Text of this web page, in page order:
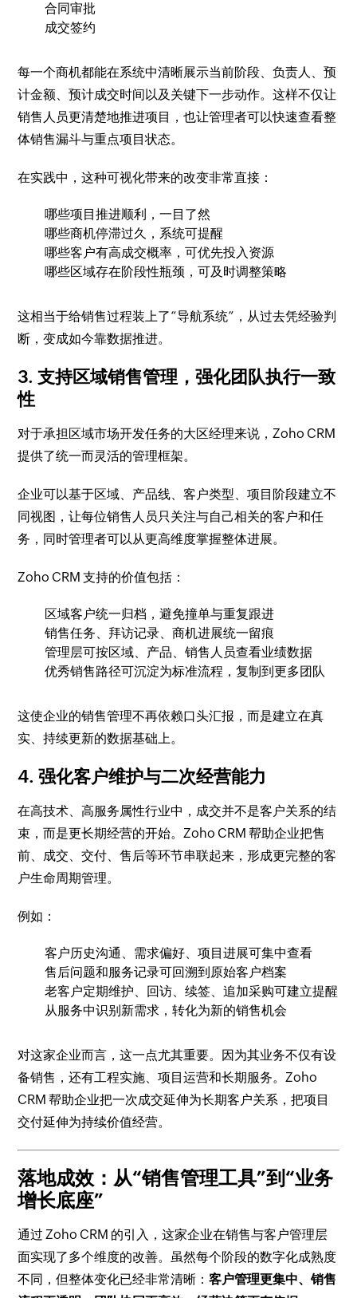
合同审批
成交签约
每一个商机都能在系统中清晰展示当前阶段、负责人、预
计金额、预计成交时间以及关键下一步动作。这样不仅让
销售人员更清楚地推进项目，也让管理者可以快速查看整
体销售漏斗与重点项目状态。
在实践中，这种可视化带来的改变非常直接：
哪些项目推进顺利，一目了然
哪些商机停滞过久，系统可提醒
哪些客户有高成交概率，可优先投入资源
哪些区域存在阶段性瓶颈，可及时调整策略
这相当于给销售过程装上了“导航系统”，从过去凭经验判
断，变成如今靠数据推进。
3. 支持区域销售管理，强化团队执行一致
性
对于承担区域市场开发任务的大区经理来说，Zoho CRM
提供了统一而灵活的管理框架。
企业可以基于区域、产品线、客户类型、项目阶段建立不
同视图，让每位销售人员只关注与自己相关的客户和任
务，同时管理者可以从更高维度掌握整体进展。
Zoho CRM 支持的价值包括：
区域客户统一归档，避免撞单与重复跟进
销售任务、拜访记录、商机进展统一留痕
管理层可按区域、产品、销售人员查看业绩数据
优秀销售路径可沉淀为标准流程，复制到更多团队
这使企业的销售管理不再依赖口头汇报，而是建立在真
实、持续更新的数据基础上。
4. 强化客户维护与二次经营能力
在高技术、高服务属性行业中，成交并不是客户关系的结
束，而是更长期经营的开始。Zoho CRM 帮助企业把售
前、成交、交付、售后等环节串联起来，形成更完整的客
户生命周期管理。
例如：
客户历史沟通、需求偏好、项目进展可集中查看
售后问题和服务记录可回溯到原始客户档案
老客户定期维护、回访、续签、追加采购可建立提醒
从服务中识别新需求，转化为新的销售机会
对这家企业而言，这一点尤其重要。因为其业务不仅有设
备销售，还有工程实施、项目运营和长期服务。Zoho
CRM 帮助企业把一次成交延伸为长期客户关系，把项目
交付延伸为持续价值经营。
落地成效：从“销售管理工具”到“业务
增长底座”
通过 Zoho CRM 的引入，这家企业在销售与客户管理层
面实现了多个维度的改善。虽然每个阶段的数字化成熟度
不同，但整体变化已经非常清晰：客户管理更集中、销售